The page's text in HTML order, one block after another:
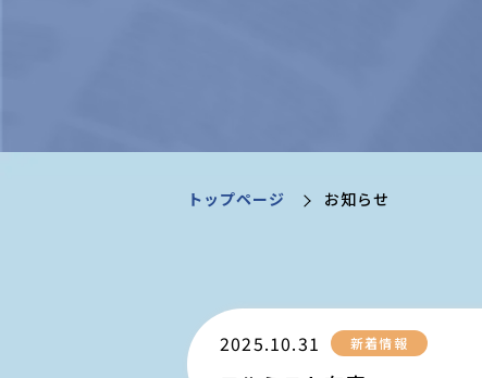
トップページ お知らせ
2025.10.31 新着情報